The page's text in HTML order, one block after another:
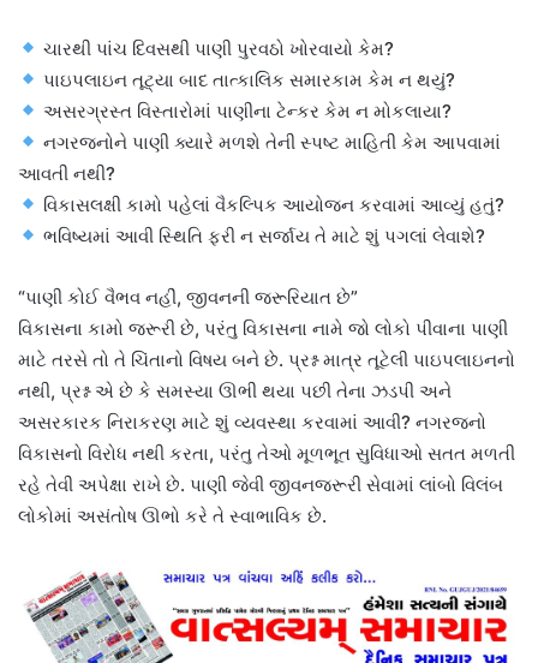
ચારથી પાંચ દિવસથી પાણી પુરવઠો ખોરવાયો કેમ?
પાઇપલાઇન તૂટ્યા બાદ તાત્કાલિક સમારકામ કેમ ન થયું?
અસરગ્રસ્ત વિસ્તારોમાં પાણીના ટેન્કર કેમ ન મોકલાયા?
નગરજનોને પાણી ક્યારે મળશે તેની સ્પષ્ટ માહિતી કેમ આપવામાં
આવતી નથી?
વિકાસલક્ષી કામો પહેલાં વૈકલ્પિક આયોજન કરવામાં આવ્યું હતું?
ભવિષ્યમાં આવી સ્થિતિ ફરી ન સર્જાય તે માટે શું પગલાં લેવાશે?
“પાણી કોઈ વૈભવ નહીં, જીવનની જરૂરિયાત છે”
વિકાસના કામો જરૂરી છે, પરંતુ વિકાસના નામે જો લોકો પીવાના પાણી
માટે તરસે તો તે ચિંતાનો વિષય બને છે. પ્રશ્ન માત્ર તૂટેલી પાઇપલાઇનનો
નથી, પ્રશ્ન એ છે કે સમસ્યા ઊભી થયા પછી તેના ઝડપી અને
અસરકારક નિરાકરણ માટે શું વ્યવસ્થા કરવામાં આવી? નગરજનો
વિકાસનો વિરોધ નથી કરતા, પરંતુ તેઓ મૂળભૂત સુવિધાઓ સતત મળતી
રહે તેવી અપેક્ષા રાખે છે. પાણી જેવી જીવનજરૂરી સેવામાં લાંબો વિલંબ
લોકોમાં અસંતોષ ઊભો કરે તે સ્વાભાવિક છે.